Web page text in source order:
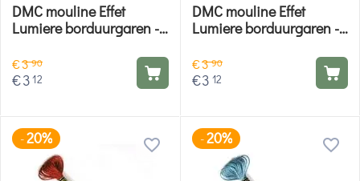
DMC mouline Effet
Lumiere borduurgaren -
€390
€312
DMC mouline Effet
Lumiere borduurgaren -
€390
€3 12
-20% -20%